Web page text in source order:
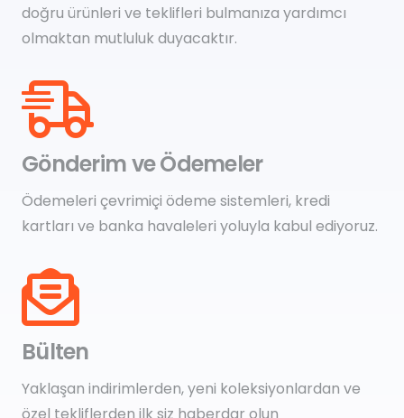
doğru ürünleri ve teklifleri bulmanıza yardımcı
olmaktan mutluluk duyacaktır.
Gönderim ve Ödemeler
Ödemeleri çevrimiçi ödeme sistemleri, kredi
kartları ve banka havaleleri yoluyla kabul ediyoruz.
Bülten
Yaklaşan indirimlerden, yeni koleksiyonlardan ve